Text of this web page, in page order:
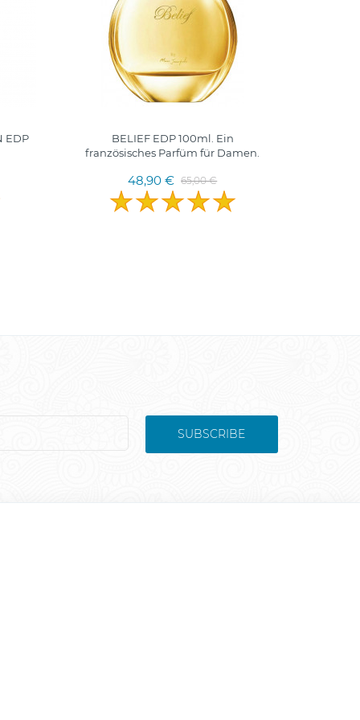
EDP
BELIEF EDP 100ml. Ein
französisches Parfüm für Damen.
48,90 € 65,00 €
SUBSCRIBE